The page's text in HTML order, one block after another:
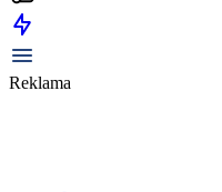
Reklama